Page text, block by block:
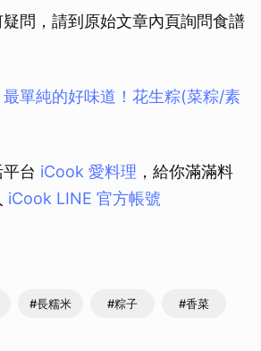
問，請到原始文章內頁詢問食譜
最單純的好味道！花生粽(菜粽/素
台 iCook 愛料理 ，給你滿滿料
iCook LINE 官方帳號
#長糯米 #粽子 #香菜